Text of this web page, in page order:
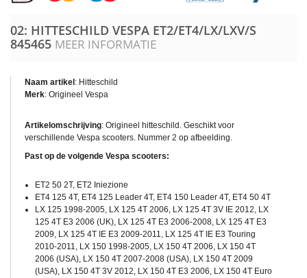
02: HITTESCHILD VESPA ET2/ET4/LX/LXV/S
845465 MEER INFORMATIE
Naam artikel : Hitteschild
Merk: Origineel Vespa
Artikelomschrijving: Origineel hitteschild. Geschikt voor
verschillende Vespa scooters. Nummer 2 op afbeelding.
Past op de volgende Vespa scooters:
ET2 50 2T, ET2 Iniezione
ET4 125 4T, ET4 125 Leader 4T, ET4 150 Leader 4T, ET4 50 4T
LX 125 1998-2005, LX 125 4T 2006, LX 125 4T 3V IE 2012, LX
125 4T E3 2006 (UK), LX 125 4T E3 2006-2008, LX 125 4T E3
2009, LX 125 4T IE E3 2009-2011, LX 125 4T IE E3 Touring
2010-2011, LX 150 1998-2005, LX 150 4T 2006, LX 150 4T
2006 (USA), LX 150 4T 2007-2008 (USA), LX 150 4T 2009
(USA), LX 150 4T 3V 2012, LX 150 4T E3 2006, LX 150 4T Euro